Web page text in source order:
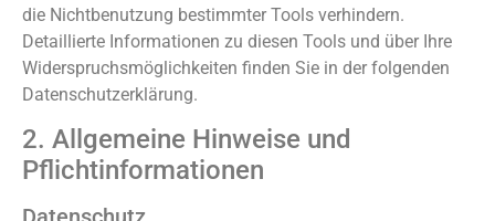
die Nichtbenutzung bestimmter Tools verhindern.
Detaillierte Informationen zu diesen Tools und über Ihre
Widerspruchsmöglichkeiten finden Sie in der folgenden
Datenschutzerklärung.
2. Allgemeine Hinweise und
Pflichtinformationen